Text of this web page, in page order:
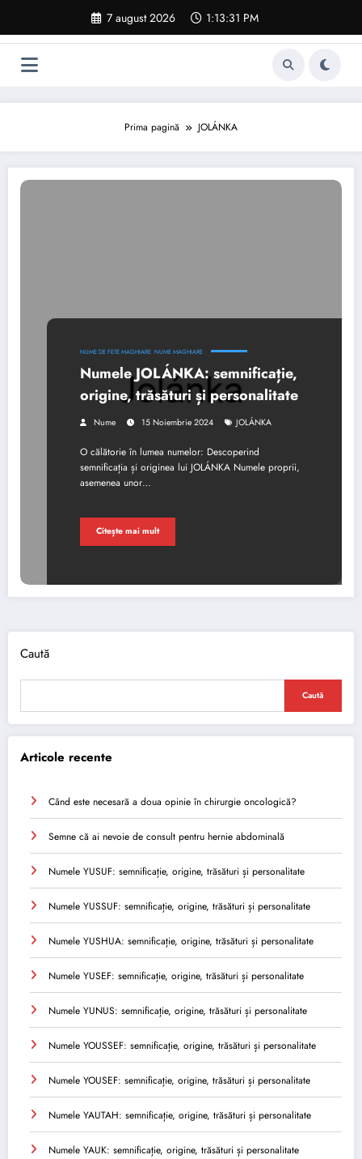
conținut
7 august 2026 1:13:32 PM
Prima pagină JOLÁNKA
NUME DE FETE MAGHIARE NUME MAGHIARE
Numele JOLÁNKA: semnificație,
origine, trăsături și personalitate
Nume 15 Noiembrie 2024 JOLÁNKA
O călătorie în lumea numelor: Descoperind
semnificația și originea lui JOLÁNKA Numele proprii,
asemenea unor…
Citește mai mult
Caută
Caută
Articole recente
Când este necesară a doua opinie în chirurgie oncologică?
Semne că ai nevoie de consult pentru hernie abdominală
Numele YUSUF: semnificație, origine, trăsături și personalitate
Numele YUSSUF: semnificație, origine, trăsături și personalitate
Numele YUSHUA: semnificație, origine, trăsături și personalitate
Numele YUSEF: semnificație, origine, trăsături și personalitate
Numele YUNUS: semnificație, origine, trăsături și personalitate
Numele YOUSSEF: semnificație, origine, trăsături și personalitate
Numele YOUSEF: semnificație, origine, trăsături și personalitate
Numele YAUTAH: semnificație, origine, trăsături și personalitate
Numele YAUK: semnificație, origine, trăsături și personalitate